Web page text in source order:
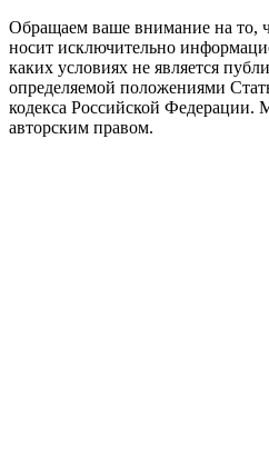
Обращаем ваше внимание на то,
носит исключительно
каких условиях не является
определяемой положениями
кодекса Российской Федерации.
авторским правом.